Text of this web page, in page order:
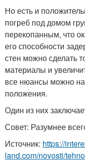
Но есть и
погреб под домом
перекопанным, что
его способности
стен можно сделать
материалы и
все нюансы можно
положения.
Один из них
Совет: Разумнее
Источник: https://
land.com/novosti/